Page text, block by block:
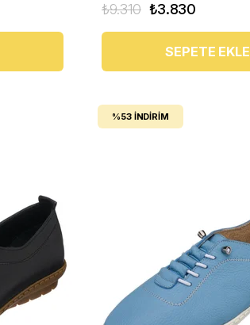
₺3.830
₺9.310
SEPETE EKLE
%53 İNDIRIM